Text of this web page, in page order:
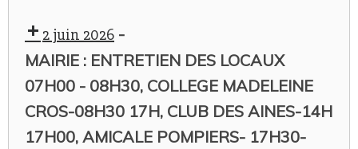
2 juin 2026 -
MAIRIE : ENTRETIEN DES LOCAUX
07H00 - 08H30, COLLEGE MADELEINE
CROS-08H30 17H, CLUB DES AINES-14H
17H00, AMICALE POMPIERS- 17H30-